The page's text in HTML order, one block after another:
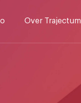
Over Trajectum